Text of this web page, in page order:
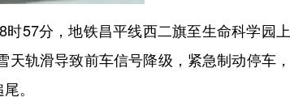
57分，地铁昌平线西二旗至生命科学园上
轨滑导致前车信号降级，紧急制动停车，
。